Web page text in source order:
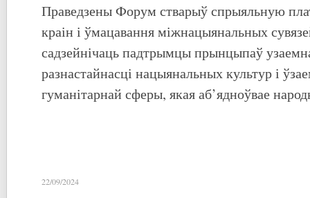
Праведзены Форум стварыў спрыяльную
краін і ўмацавання міжнацыянальных
садзейнічаць падтрымцы прынцыпаў
разнастайнасці нацыянальных культур і
гуманітарнай сферы, якая аб’ядноўвае
22/09/2024